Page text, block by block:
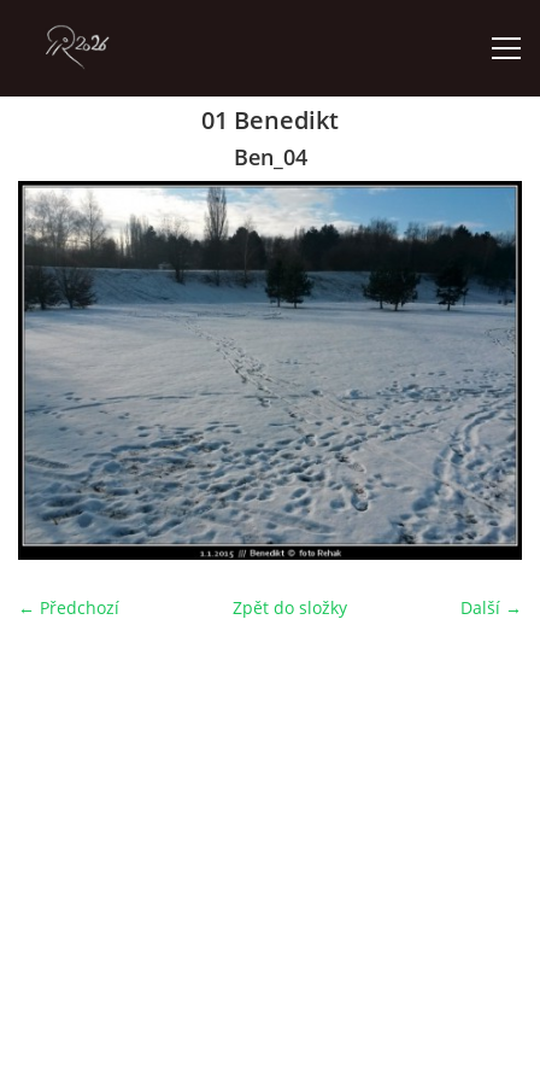
GALERIE
KONTAKT
© 2026 eStránky.cz
01 Benedikt
Ben_04
← Předchozí Další →
Zpět do složky